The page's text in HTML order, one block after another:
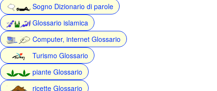
Sogno Dizionario di parole
Glossario islamica
Computer, internet Glossario
Turismo Glossario
piante Glossario
ricette Glossario